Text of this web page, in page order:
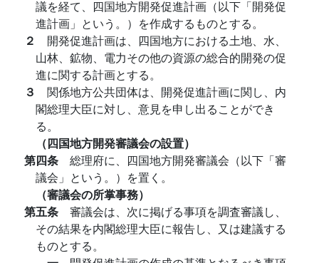
議を経て、四国地方開発促進計画（以下「開発促
進計画」という。）を作成するものとする。
２ 開発促進計画は、四国地方における土地、水、
山林、鉱物、電力その他の資源の総合的開発の促
進に関する計画とする。
３ 関係地方公共団体は、開発促進計画に関し、内
閣総理大臣に対し、意見を申し出ることができ
る。
（四国地方開発審議会の設置）
第四条 総理府に、四国地方開発審議会（以下「審
議会」という。）を置く。
（審議会の所掌事務）
第五条 審議会は、次に掲げる事項を調査審議し、
その結果を内閣総理大臣に報告し、又は建議する
ものとする。